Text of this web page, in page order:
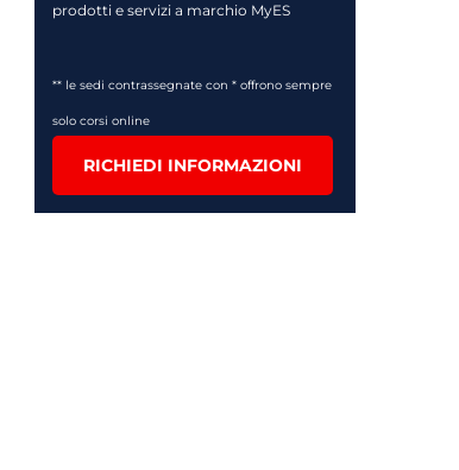
prodotti e servizi a marchio MyES
** le sedi contrassegnate con * offrono sempre
solo corsi online
RICHIEDI INFORMAZIONI